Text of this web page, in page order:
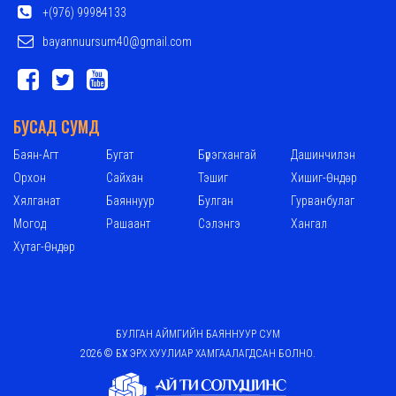
+(976) 99984133
bayannuursum40@gmail.com
БУСАД СУМД
Баян-Агт Бугат Бүрэгхангай
Дашинчилэн
Орхон
Сайхан Тэшиг
Хишиг-Өндөр
Хялганат
Баяннуур Булган
Гурванбулаг
Могод
Рашаант Сэлэнгэ
Хангал
Хутаг-Өндөр
БУЛГАН АЙМГИЙН БАЯННУУР СУМ
2026 © БҮХ ЭРХ ХУУЛИАР ХАМГААЛАГДСАН БОЛНО.